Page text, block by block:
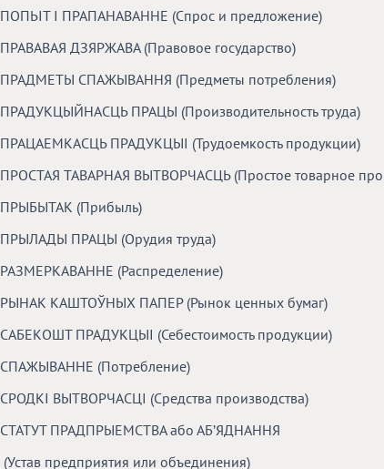
ПОПЬІТ I ПРАПАНАВАННЕ (Спрос и предложение)
ПРАВАВАЯ ДЗЯРЖАВА (Правовое государство)
ПРАДМЕТЫ СПАЖЫВАННЯ (Предметы потребления)
ПРАДУКЦЫЙНАСЦЬ ПРАЦЫ (Производительность труда)
ПРАЦАЕМКАСЦЬ ПРАДУКЦЫІ (Трудоемкость продукции)
ПРОСТАЯ ТАВАРНАЯ ВЫТВОРЧАСЦЬ (Простое товарное
ПРЫБЫТАК (Прибыль)
ПРЫЛАДЫ ПРАЦЫ (Орудия труда)
РАЗМЕРКАВАННЕ (Распределение)
РЫНАК КАШТОЎНЫХ ПАПЕР (Рынок ценных бумаг)
САБЕКОШТ ПРАДУКЦЫІ (Себестоимость продукции)
СПАЖЫВАННЕ (Потребление)
СРОДКІ ВЫТВОРЧАСЦІ (Средства производства)
СТАТУТ ПРАДПРЫЕМСТВА або АБ’ЯДНАННЯ
(Устав предприятия или объединения)